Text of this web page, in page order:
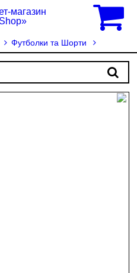
Футболки та Шорти